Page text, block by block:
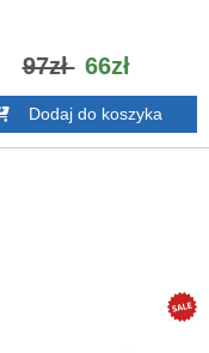
97zł 66zł
Dodaj do koszyka